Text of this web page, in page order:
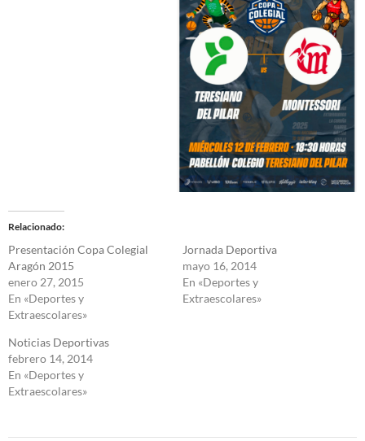
Relacionado
Presentación Copa Colegial
Aragón 2015
enero 27, 2015
En «Deportes y
Extraescolares»
Jornada Deportiva
mayo 16, 2014
En «Deportes y
Extraescolares»
Noticias Deportivas
febrero 14, 2014
En «Deportes y
Extraescolares»